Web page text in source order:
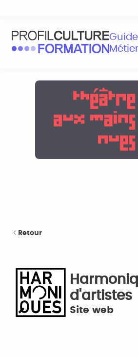
Retour
d'artistes
Site web